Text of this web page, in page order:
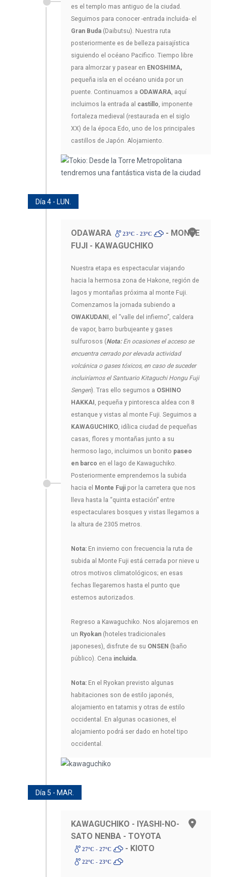
es el templo mas antiguo de la ciudad.
Seguimos para conocer -entrada incluida- el
Gran Buda (Daibutsu). Nuestra ruta
posteriormente es de belleza paisajística
siguiendo el océano Pacifico. Tiempo libre
para almorzar y pasear en ENOSHIMA,
pequeña isla en el océano unida por un
puente. Continuamos a ODAWARA, aquí
incluimos la entrada al castillo, imponente
fortaleza medieval (restaurada en el siglo
XX) de la época Edo, uno de los principales
castillos de Japón. Alojamiento.
Día 4 - LUN.
ODAWARA 23ºC - 23ºC
- MONTE
FUJI - KAWAGUCHIKO
Nuestra etapa es espectacular viajando
hacia la hermosa zona de Hakone, región de
lagos y montañas próxima al monte Fuji.
Comenzamos la jornada subiendo a
OWAKUDANI , el “valle del infierno”, caldera
de vapor, barro burbujeante y gases
sulfurosos (Nota:En ocasiones el acceso se
encuentra cerrado por elevada actividad
volcánica o gases tóxicos, en caso de suceder
incluiríamos el Santuario Kitaguchi Hongu Fuji
Sengen). Tras ello segumos a OSHINO
HAKKAI , pequeña y pintoresca aldea con 8
estanque y vistas al monte Fuji. Seguimos a
KAWAGUCHIKO, idílica ciudad de pequeñas
casas, flores y montañas junto a su
hermoso lago, incluimos un bonito paseo
en barco en el lago de Kawaguchiko.
Posteriormente emprendemos la subida
hacia el Monte Fuji por la carretera que nos
lleva hasta la “quinta estación” entre
espectaculares bosques y vistas llegamos a
la altura de 2305 metros.
Nota: En invierno con frecuencia la ruta de
subida al Monte Fuji está cerrada por nieve u
otros motivos climatológicos; en esas
fechas llegaremos hasta el punto que
estemos autorizados.
Regreso a Kawaguchiko. Nos alojaremos en
un Ryokan (hoteles tradicionales
japoneses), disfrute de su ONSEN (baño
público). Cena incluida.
Nota: En el Ryokan previsto algunas
habitaciones son de estilo japonés,
alojamiento en tatamis y otras de estilo
occidental. En algunas ocasiones, el
alojamiento podrá ser dado en hotel tipo
occidental.
Día 5 - MAR.
KAWAGUCHIKO - IYASHI-NO-
SATO NENBA - TOYOTA
27ºC - 27ºC - KIOTO
22ºC - 23ºC